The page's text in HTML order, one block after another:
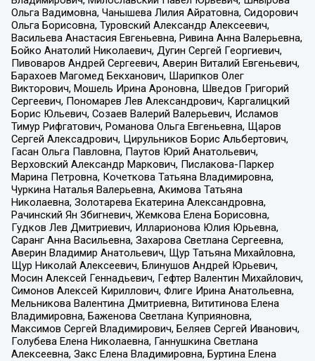
Ольга Вадимовна, Чанышева Лилия Айратовна, Сидорович
Ольга Борисовна, Туровский Александр Алексеевич,
Васильева Анастасия Евгеньевна, Ривина Анна Валерьевна,
Бойко Анатолий Николаевич, Дугин Сергей Георгиевич,
Пивоваров Андрей Сергеевич, Аверин Виталий Евгеньевич,
Барахоев Магомед Бекханович, Шарипков Олег
Викторович, Мошель Ирина Ароновна, Шведов Григорий
Сергеевич, Пономарев Лев Александрович, Каргалицкий
Борис Юльевич, Созаев Валерий Валерьевич, Исламов
Тимур Рифгатович, Романова Ольга Евгеньевна, Щаров
Сергей Алексадрович, Цирульников Борис Альбертович,
Гасан Ольга Павловна, Паутов Юрий Анатольевич,
Верховский Александр Маркович, Пислакова-Паркер
Марина Петровна, Кочеткова Татьяна Владимировна,
Чуркина Наталья Валерьевна, Акимова Татьяна
Николаевна, Золотарева Екатерина Александровна,
Рачинский Ян Збигневич, Жемкова Елена Борисовна,
Гудков Лев Дмитриевич, Илларионова Юлия Юрьевна,
Саранг Анна Васильевна, Захарова Светлана Сергеевна,
Аверин Владимир Анатольевич, Щур Татьяна Михайловна,
Щур Николай Алексеевич, Блинушов Андрей Юрьевич,
Мосин Алексей Геннадьевич, Гефтер Валентин Михайлович,
Симонов Алексей Кириллович, Флиге Ирина Анатольевна,
Мельникова Валентина Дмитриевна, Вититинова Елена
Владимировна, Баженова Светлана Куприяновна,
Максимов Сергей Владимирович, Беляев Сергей Иванович,
Голубева Елена Николаевна, Ганнушкина Светлана
Алексеевна, Закс Елена Владимировна, Буртина Елена